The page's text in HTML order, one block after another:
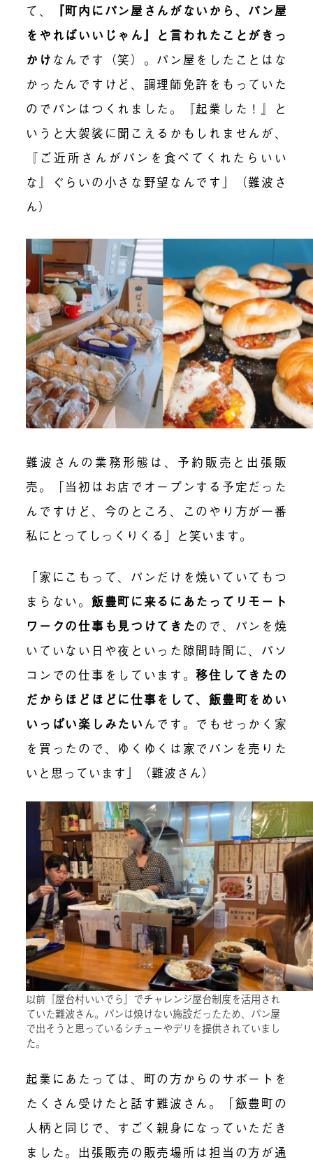
て、
『町内にパン屋さんがないから、パン屋
をやればいいじゃん』と言われたことがきっ
かけ なんです（笑）。パン屋をしたことはな
かったんですけど、調理師免許をもっていた
のでパンはつくれました。『起業した！』と
いうと大袈裟に聞こえるかもしれませんが、
『ご近所さんがパンを食べてくれたらいい
な』ぐらいの小さな野望なんです」（難波さ
ん）
難波さんの業務形態は、予約販売と出張販
売。「当初はお店でオープンする予定だった
んですけど、今のところ、このやり方が一番
私にとってしっくりくる」と笑います。
「家にこもって、パンだけを焼いていてもつ
まらない。 飯豊町に来るにあたってリモート
ワークの仕事も見つけてきたので、パンを焼
いていない日や夜といった隙間時間に、パソ
コンでの仕事をしています。移住してきたの
だからほどほどに仕事をして、飯豊町をめい
いっぱい楽しみたい んです。でもせっかく家
を買ったので、ゆくゆくは家でパンを売りた
いと思っています」（難波さん）
以前『屋台村いいでら』でチャレンジ屋台制度を活用され
ていた難波さん。パンは焼けない施設だったため、パン屋
で出そうと思っているシチューやデリを提供されていまし
た。
起業にあたっては、 町の方からのサポートを
たくさん受けた と話す難波さん。「飯豊町の
人柄と同じで、すごく親身になっていただき
ました。 出張販売の販売場所は担当の方が通